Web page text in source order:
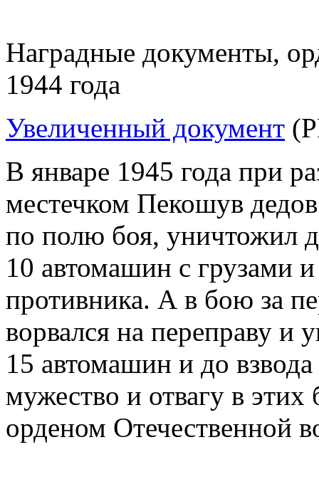
Наградные документы,
1944 года
Увеличенный документ
В январе 1945 года при
местечком Пекошув
по полю боя, уничтожил
10 автомашин с грузами
противника. А в бою за
ворвался на переправу и
15 автомашин и до
мужество и отвагу в
орденом Отечественной